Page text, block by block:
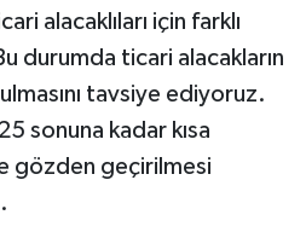
alacaklıları için farklı
durumda ticari alacakların
tavsiye ediyoruz.
sonuna kadar kısa
gözden geçirilmesi